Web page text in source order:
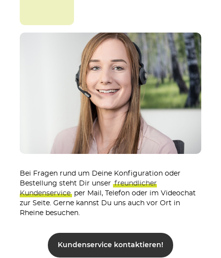
Bei Fragen rund um Deine Konfiguration oder
Bestellung steht Dir unser freundlicher
Kundenservice per Mail, Telefon oder im Videochat
zur Seite. Gerne kannst Du uns auch vor Ort in
Rheine besuchen.
Kundenservice kontaktieren!